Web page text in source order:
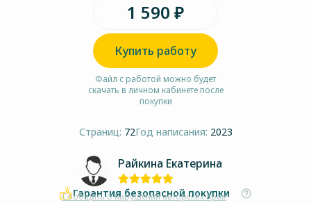
1 590 ₽
Купить работу
Файл с работой можно будет
скачать в личном кабинете после
покупки
Страниц: 72Год написания: 2023
Райкина Екатерина
Сообщить о нарушении авторских прав
Гарантия безопасной покупки